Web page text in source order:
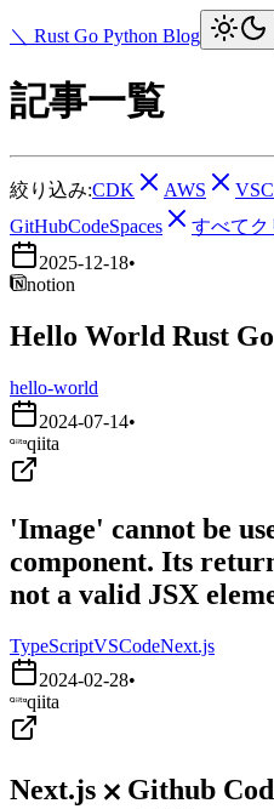
＼ Rust Go Python Blog
記事一覧
絞り込み:CDK AWS
GitHubCodeSpaces
すべてク
2025-12-18•
notion
Hello World Rust
hello-world
2024-07-14•
qiita
'Image' cannot be
component. Its
not a valid JSX
TypeScriptVSCodeNext.js
2024-02-28•
qiita
Next.js ⨉ Github